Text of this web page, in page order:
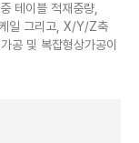
테이블 적재중량,
일 그리고, X/Y/Z축
공 및 복잡형상가공이